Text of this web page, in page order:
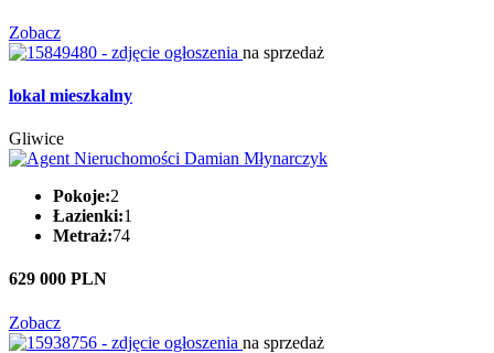
Zobacz
na sprzedaż
lokal mieszkalny
Gliwice
Pokoje:2
Łazienki:1
Metraż:74
629 000 PLN
Zobacz
na sprzedaż